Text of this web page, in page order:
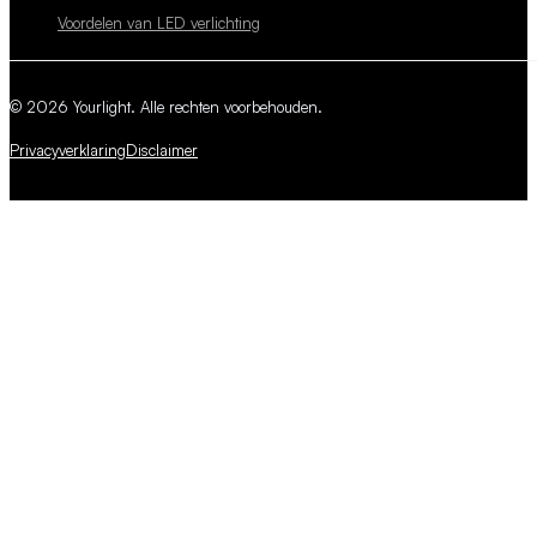
Voordelen van LED verlichting
© 2026 Yourlight. Alle rechten voorbehouden.
PrivacyverklaringDisclaimer